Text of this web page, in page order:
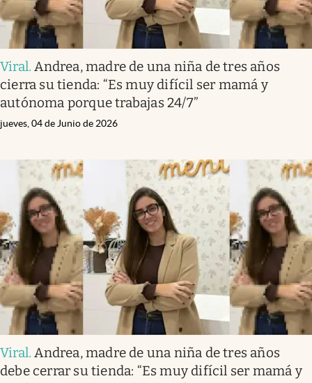
Viral.Andrea, madre de una niña de tres años
cierra su tienda: “Es muy difícil ser mamá y
autónoma porque trabajas 24/7”
jueves, 04 de Junio de 2026
Viral.Andrea, madre de una niña de tres años
debe cerrar su tienda: “Es muy difícil ser mamá y